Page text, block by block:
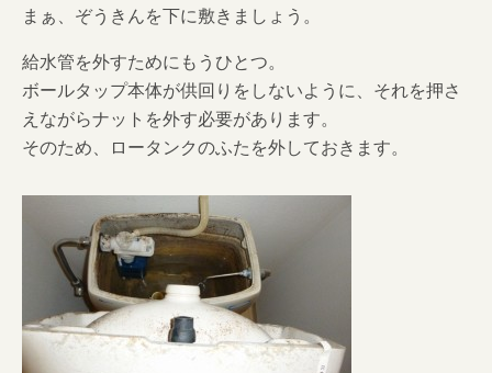
まぁ、ぞうきんを下に敷きましょう。
給水管を外すためにもうひとつ。
ボールタップ本体が供回りをしないように、それを押さ
えながらナットを外す必要があります。
そのため、ロータンクのふたを外しておきます。